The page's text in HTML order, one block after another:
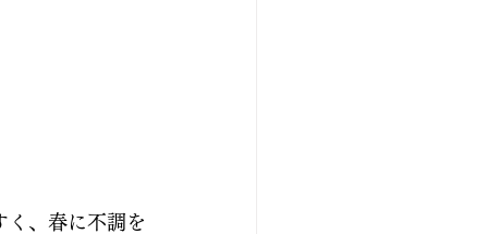
く、春に不調を